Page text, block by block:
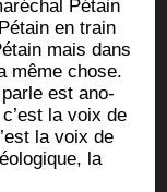
Pétain
en train
mais dans
même chose.
est ano­
la voix de
la voix de
la